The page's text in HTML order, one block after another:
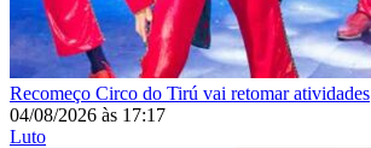
Recomeço Circo do Tirú vai retomar atividades
04/08/2026 às 17:17
Luto